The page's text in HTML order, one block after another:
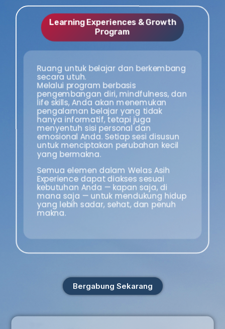
Learning Experiences & Growth
Program
Ruang untuk belajar dan berkembang
secara utuh.
Melalui program berbasis
pengembangan diri, mindfulness, dan
life skills, Anda akan menemukan
pengalaman belajar yang tidak
hanya informatif, tetapi juga
menyentuh sisi personal dan
emosional Anda. Setiap sesi disusun
untuk menciptakan perubahan kecil
yang bermakna.
Semua elemen dalam Welas Asih
Experience dapat diakses sesuai
kebutuhan Anda — kapan saja, di
mana saja — untuk mendukung hidup
yang lebih sadar, sehat, dan penuh
makna.
Bergabung Sekarang